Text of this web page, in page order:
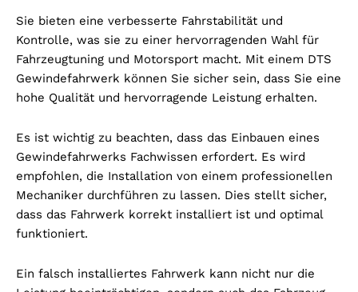
Sie bieten eine verbesserte Fahrstabilität und
Kontrolle, was sie zu einer hervorragenden Wahl für
Fahrzeugtuning und Motorsport macht. Mit einem DTS
Gewindefahrwerk können Sie sicher sein, dass Sie eine
hohe Qualität und hervorragende Leistung erhalten.
Es ist wichtig zu beachten, dass das Einbauen eines
Gewindefahrwerks Fachwissen erfordert. Es wird
empfohlen, die Installation von einem professionellen
Mechaniker durchführen zu lassen. Dies stellt sicher,
dass das Fahrwerk korrekt installiert ist und optimal
funktioniert.
Ein falsch installiertes Fahrwerk kann nicht nur die